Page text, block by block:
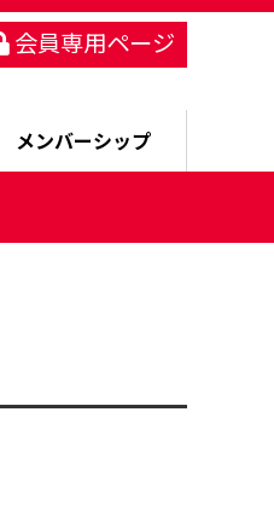
会員専用ページ
メンバーシップ